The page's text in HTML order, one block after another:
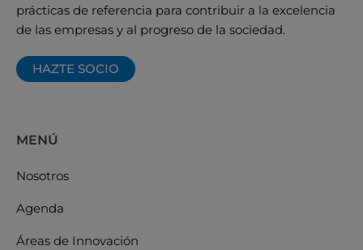
prácticas de referencia para contribuir a la excelencia
de las empresas y al progreso de la sociedad.
HAZTE SOCIO
MENÚ
Nosotros
Agenda
Áreas de Innovación